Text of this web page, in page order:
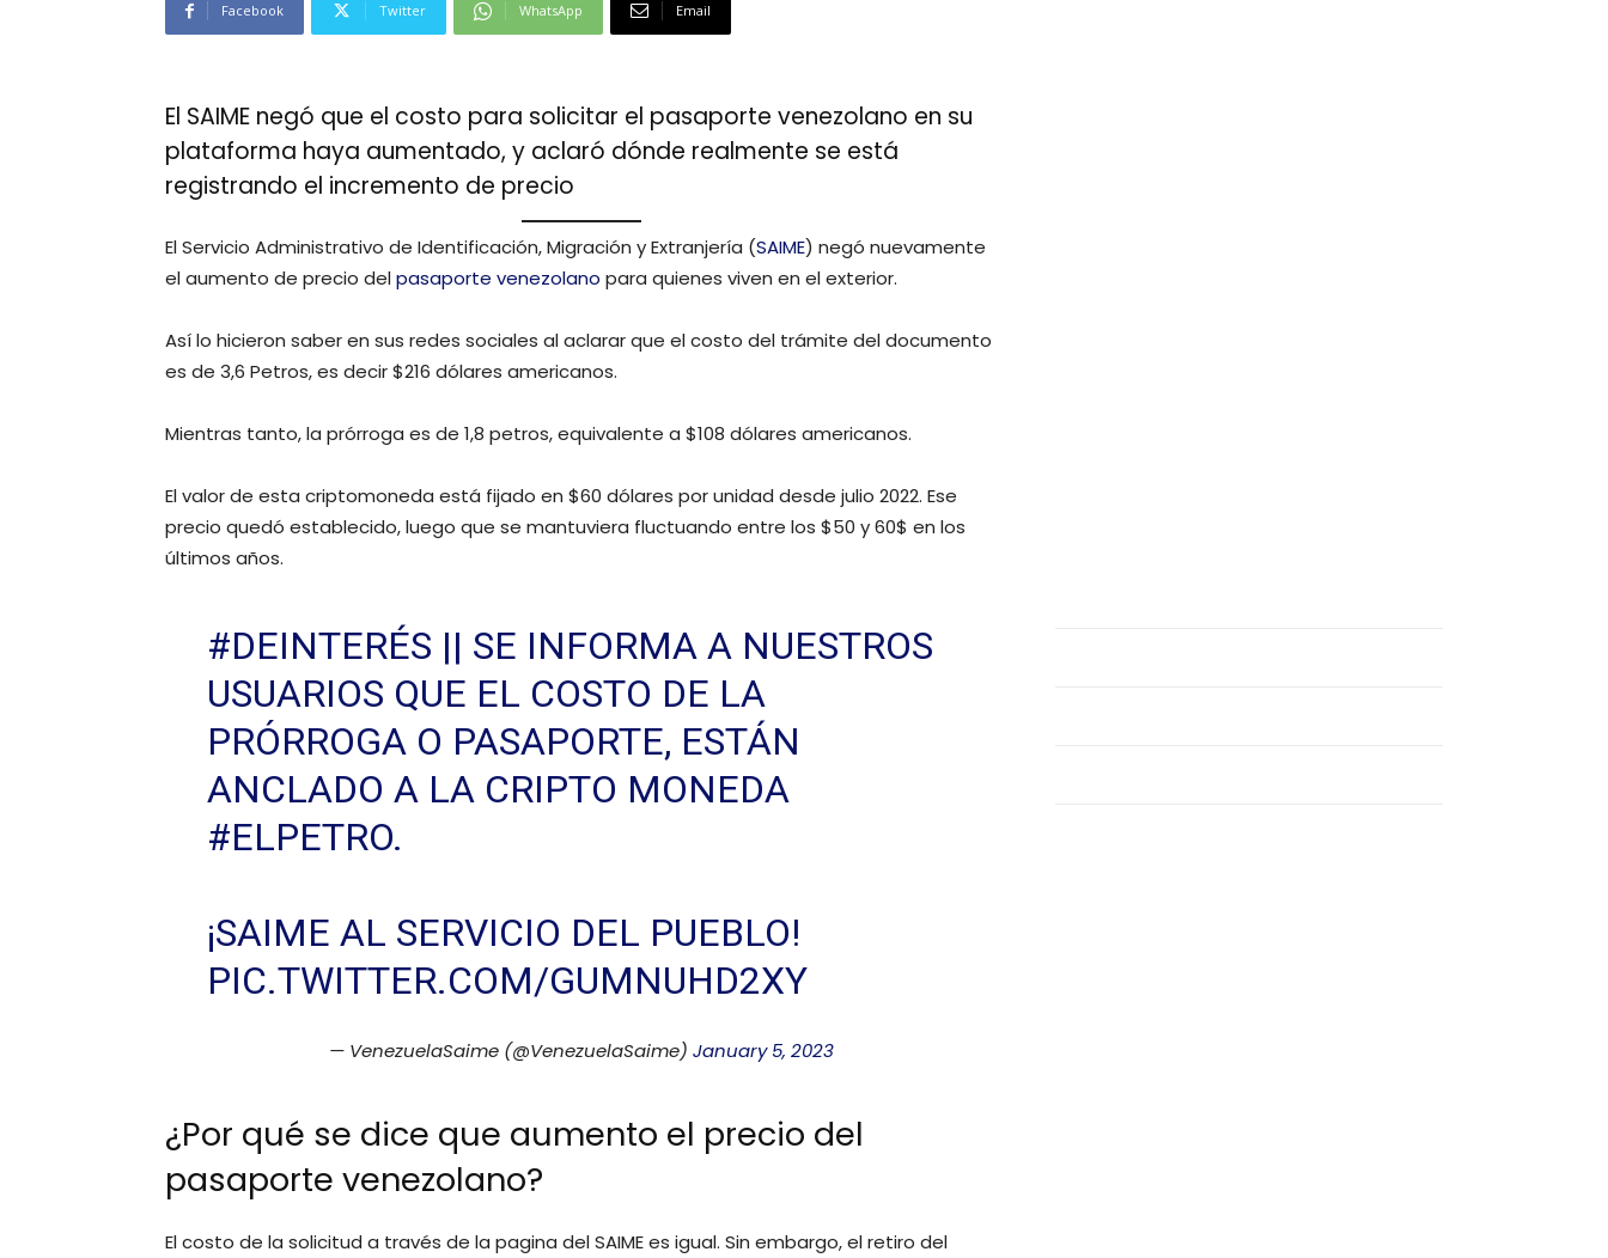
Facebook Twitter WhatsApp Email
El SAIME negó que el costo para solicitar el pasaporte venezolano en su
plataforma haya aumentado, y aclaró dónde realmente se está
registrando el incremento de precio
El Servicio Administrativo de Identificación, Migración y Extranjería (SAIME) negó nuevamente
el aumento de precio delpasaporte venezolano para quienes viven en el exterior.
Así lo hicieron saber en sus redes sociales al aclarar que el costo del trámite del documento
es de 3,6 Petros, es decir $216 dólares americanos.
Mientras tanto, la prórroga es de 1,8 petros, equivalente a $108 dólares americanos.
El valor de esta criptomoneda está fijado en $60 dólares por unidad desde julio 2022. Ese
precio quedó establecido, luego que se mantuviera fluctuando entre los $50 y 60$ en los
últimos años.
#DEINTERÉS || SE INFORMA A NUESTROS
USUARIOS QUE EL COSTO DE LA
PRÓRROGA O PASAPORTE, ESTÁN
ANCLADO A LA CRIPTO MONEDA
#ELPETRO.
¡SAIME AL SERVICIO DEL PUEBLO!
PIC.TWITTER.COM/GUMNUHD2XY
— VenezuelaSaime (@VenezuelaSaime) January 5, 2023
¿Por qué se dice que aumento el precio del
pasaporte venezolano?
El costo de la solicitud a través de la pagina del SAIME es igual. Sin embargo, el retiro del